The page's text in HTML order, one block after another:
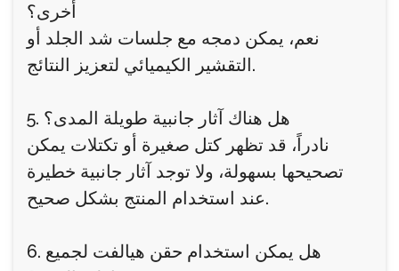
أخرى؟
نعم، يمكن دمجه مع جلسات شد الجلد أو
التقشير الكيميائي لتعزيز النتائج.
5. هل هناك آثار جانبية طويلة المدى؟
نادراً، قد تظهر كتل صغيرة أو تكتلات يمكن
تصحيحها بسهولة، ولا توجد آثار جانبية خطيرة
عند استخدام المنتج بشكل صحيح.
6. هل يمكن استخدام حقن هيالفت لجميع